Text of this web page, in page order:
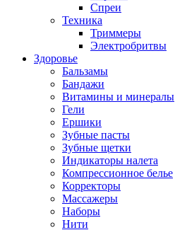
Спреи
Техника
Триммеры
Электробритвы
Здоровье
Бальзамы
Бандажи
Витамины и минералы
Гели
Ершики
Зубные пасты
Зубные щетки
Индикаторы налета
Компрессионное белье
Корректоры
Массажеры
Наборы
Нити